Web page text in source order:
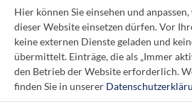
KONTAKT
Österreichischer Kommunal-Verlag
Löwelstraße 6 / 2. Stock
1010 Wien
messe@kommunal.at
Hier können Sie einsehen und
dieser Website einsetzen dürfen. Vor
keine externen Dienste geladen und
übermittelt. Einträge, die als „Immer
den Betrieb der Website erforderlich.
finden Sie in unserer